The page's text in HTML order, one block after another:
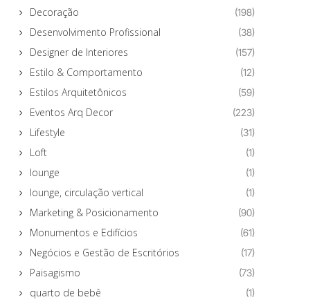
Decoração (198)
Desenvolvimento Profissional (38)
Designer de Interiores (157)
Estilo & Comportamento (12)
Estilos Arquitetônicos (59)
Eventos Arq Decor (223)
Lifestyle (31)
Loft (1)
lounge (1)
lounge, circulação vertical (1)
Marketing & Posicionamento (90)
Monumentos e Edifícios (61)
Negócios e Gestão de Escritórios (17)
Paisagismo (73)
quarto de bebê (1)